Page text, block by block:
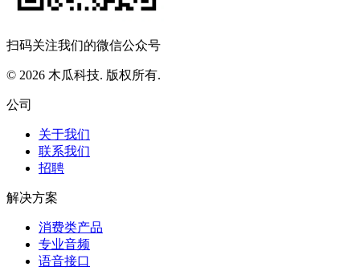
扫码关注我们的微信公众号
© 2026 木瓜科技. 版权所有.
公司
关于我们
联系我们
招聘
解决方案
消费类产品
专业音频
语音接口